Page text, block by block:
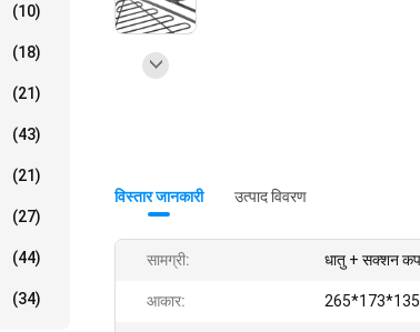
(10)
(18)
(21)
(43)
(21)
(27)
(44)
(34)
विस्तार जानकारी उत्पाद विवरण
सामग्री: धातु + सक्शन कप
आकार: